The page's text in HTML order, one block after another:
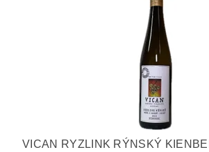
VICAN RYZLINK RÝNSKÝ